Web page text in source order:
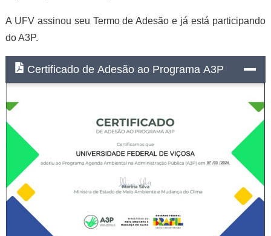
A UFV assinou seu Termo de Adesão e já está participando
do A3P.
Certificado de Adesão ao Programa A3P